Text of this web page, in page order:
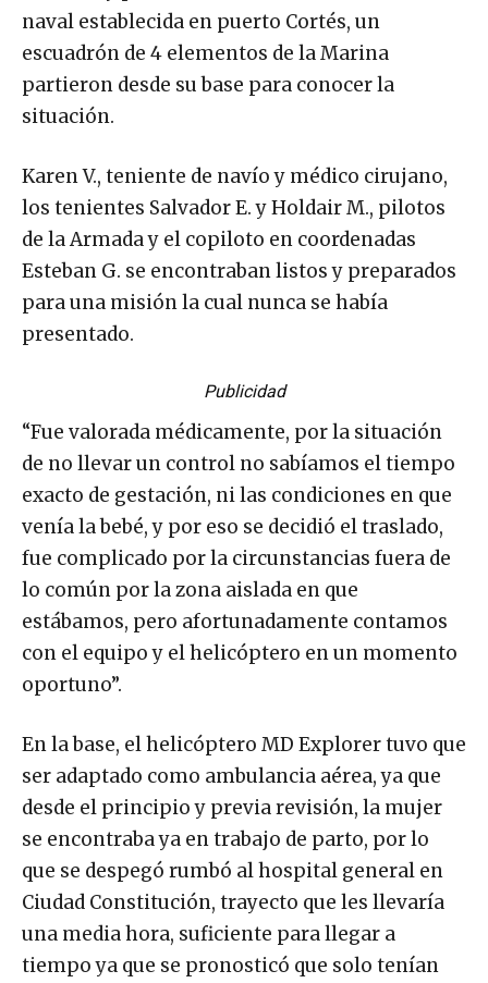
naval establecida en puerto Cortés, un
escuadrón de 4 elementos de la Marina
partieron desde su base para conocer la
situación.
Karen V., teniente de navío y médico cirujano,
los tenientes Salvador E. y Holdair M., pilotos
de la Armada y el copiloto en coordenadas
Esteban G. se encontraban listos y preparados
para una misión la cual nunca se había
presentado.
Publicidad
“Fue valorada médicamente, por la situación
de no llevar un control no sabíamos el tiempo
exacto de gestación, ni las condiciones en que
venía la bebé, y por eso se decidió el traslado,
fue complicado por la circunstancias fuera de
lo común por la zona aislada en que
estábamos, pero afortunadamente contamos
con el equipo y el helicóptero en un momento
oportuno”.
En la base, el helicóptero MD Explorer tuvo que
ser adaptado como ambulancia aérea, ya que
desde el principio y previa revisión, la mujer
se encontraba ya en trabajo de parto, por lo
que se despegó rumbó al hospital general en
Ciudad Constitución, trayecto que les llevaría
una media hora, suficiente para llegar a
tiempo ya que se pronosticó que solo tenían